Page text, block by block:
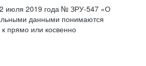
июля 2019 года № ЗРУ-547 «О
данными понимаются
прямо или косвенно